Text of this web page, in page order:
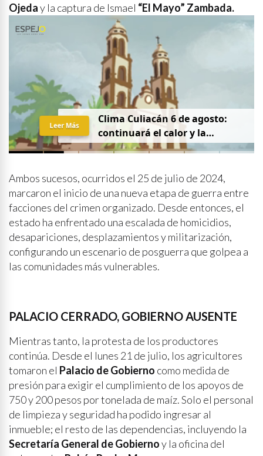
Ojeday la captura de Ismael “El Mayo” Zambada.
Clima Culiacán 6 de agosto:
continuará el calor y la
probabilidad de lluvia
Leer Más
Ambos sucesos, ocurridos el 25 de julio de 2024,
marcaron el inicio de una nueva etapa de guerra entre
facciones del crimen organizado. Desde entonces, el
estado ha enfrentado una escalada de homicidios,
desapariciones, desplazamientos y militarización,
configurando un escenario de posguerra que golpea a
las comunidades más vulnerables.
PALACIO CERRADO, GOBIERNO AUSENTE
Mientras tanto, la protesta de los productores
continúa. Desde el lunes 21 de julio, los agricultores
tomaron el Palacio de Gobierno como medida de
presión para exigir el cumplimiento de los apoyos de
750 y 200 pesos por tonelada de maíz. Solo el personal
de limpieza y seguridad ha podido ingresar al
inmueble; el resto de las dependencias, incluyendo la
Secretaría General de Gobiernoy la oficina del